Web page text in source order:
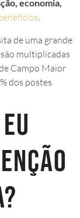
economia,
.
de uma grande
multiplicadas
Campo Maior
dos postes